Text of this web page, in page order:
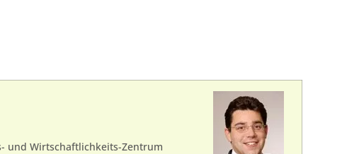
und Wirtschaftlichkeits-Zentrum